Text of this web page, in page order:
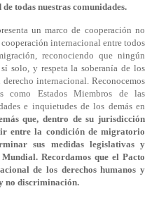
todas nuestras comunidades.
un marco de cooperación no
internacional entre todos
reconociendo que ningún
solo, y respeta la soberanía de los
internacional. Reconocemos
como Estados Miembros de las
e inquietudes de los demás en
que, dentro de su jurisdicción
entre la condición de migratorio
sus medidas legislativas y
Recordamos que el Pacto
de los derechos humanos y
no discriminación.